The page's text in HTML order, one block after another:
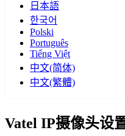
日本語
한국어
Polski
Português
Tiếng Việt
中文(简体)
中文(繁體)
Vatel IP摄像头设